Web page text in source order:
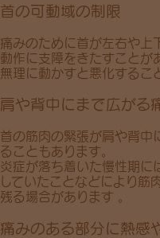
首の可動域の制限
痛みのために首が左右や上
動作に支障をきたすことが
無理に動かすと悪化するこ
肩や背中にまで広がる痛
首の筋肉の緊張が肩や背中
ることもあります。
炎症が落ち着いた慢性期に
していたことなどにより筋
残る場合があります 。
痛みのある部分に熱感